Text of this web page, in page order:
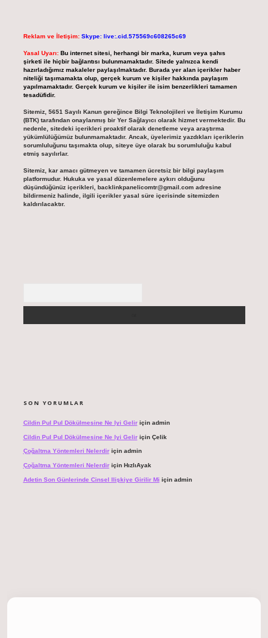
Reklam ve İletişim: Skype: live:.cid.575569c608265c69
Yasal Uyarı: Bu internet sitesi, herhangi bir marka, kurum veya şahıs
şirketi ile hiçbir bağlantısı bulunmamaktadır. Sitede yalnızca kendi
hazırladığımız makaleler paylaşılmaktadır. Burada yer alan içerikler haber
niteliği taşımamakta olup, gerçek kurum ve kişiler hakkında paylaşım
yapılmamaktadır. Gerçek kurum ve kişiler ile isim benzerlikleri tamamen
tesadüfidir.
Sitemiz, 5651 Sayılı Kanun gereğince Bilgi Teknolojileri ve İletişim Kurumu
(BTK) tarafından onaylanmış bir Yer Sağlayıcı olarak hizmet vermektedir. Bu
nedenle, sitedeki içerikleri proaktif olarak denetleme veya araştırma
yükümlülüğümüz bulunmamaktadır. Ancak, üyelerimiz yazdıkları içeriklerin
sorumluluğunu taşımakta olup, siteye üye olarak bu sorumluluğu kabul
etmiş sayılırlar.
Sitemiz, kar amacı gütmeyen ve tamamen ücretsiz bir bilgi paylaşım
platformudur. Hukuka ve yasal düzenlemelere aykırı olduğunu
düşündüğünüz içerikleri, backlinkpanelicomtr@gmail.comadresine
bildirmeniz halinde, ilgili içerikler yasal süre içerisinde sitemizden
kaldırılacaktır.
SON YORUMLAR
Cildin Pul Pul Dökülmesine Ne Iyi Geliriçin admin
Cildin Pul Pul Dökülmesine Ne Iyi Geliriçin Çelik
Çoğaltma Yöntemleri Nelerdiriçin admin
Çoğaltma Yöntemleri Nelerdiriçin HızlıAyak
Adetin Son Günlerinde Cinsel Ilişkiye Girilir Mi için admin